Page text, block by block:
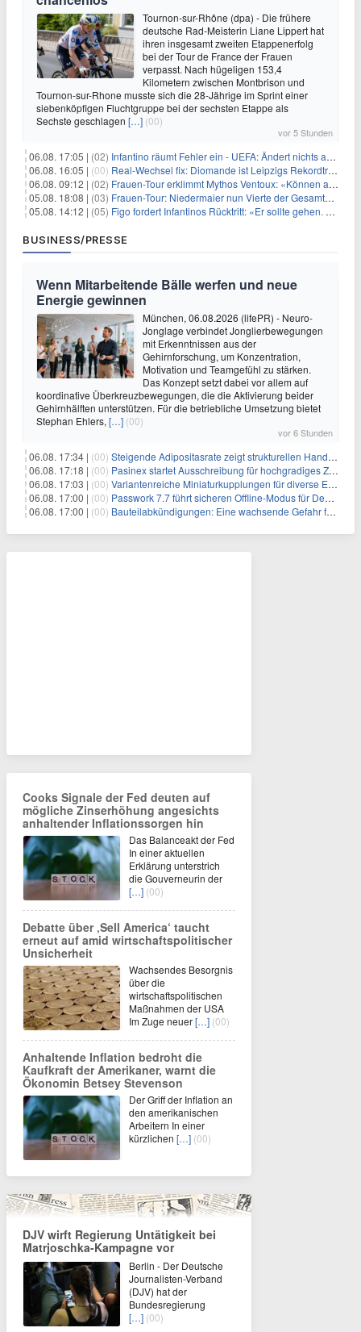
Tournon-sur-Rhône (dpa) - Die frühere
deutsche Rad-Meisterin Liane Lippert hat
ihren insgesamt zweiten Etappenerfolg
bei der Tour de France der Frauen
verpasst. Nach hügeligen 153,4
Kilometern zwischen Montbrison und
Tournon-sur-Rhone musste sich die 28-Jährige im Sprint einer
siebenköpfigen Fluchtgruppe bei der sechsten Etappe als
Sechste geschlagen […] (00)
vor 5 Stunden
06.08. 17:05 | (02) Infantino räumt Fehler ein - UEFA: Ändert nichts an Boykott
06.08. 16:05 | (00) Real-Wechsel fix: Diomande ist Leipzigs Rekordtransfer
06.08. 09:12 | (02) Frauen-Tour erklimmt Mythos Ventoux: «Können alles schaffen»
05.08. 18:08 | (03) Frauen-Tour: Niedermaier nun Vierte der Gesamtwertung
05.08. 14:12 | (05) Figo fordert Infantinos Rücktritt: «Er sollte gehen. Jetzt»
BUSINESS/PRESSE
Wenn Mitarbeitende Bälle werfen und neue
Energie gewinnen
München, 06.08.2026 (lifePR) - Neuro-
Jonglage verbindet Jonglierbewegungen
mit Erkenntnissen aus der
Gehirnforschung, um Konzentration,
Motivation und Teamgefühl zu stärken.
Das Konzept setzt dabei vor allem auf
koordinative Überkreuzbewegungen, die die Aktivierung beider
Gehirnhälften unterstützen. Für die betriebliche Umsetzung bietet
Stephan Ehlers, […] (00)
vor 6 Stunden
06.08. 17:34 | (00) Steigende Adipositasrate zeigt strukturellen Handlungsbedarf bei der Ernährung schulpflichtiger Kinder
06.08. 17:18 | (00) Pasinex startet Ausschreibung für hochgradiges Zinksulfidkonzentrat mit Germanium- und Silbergehalten und stellt ein Betriebsupdate bereit
06.08. 17:03 | (00) Variantenreiche Miniaturkupplungen für diverse Einsatzbereiche
06.08. 17:00 | (00) Passwork 7.7 führt sicheren Offline-Modus für Desktop- und Mobile-Apps ein
06.08. 17:00 | (00) Bauteilabkündigungen: Eine wachsende Gefahr für industrielle Elektroniksysteme
Cooks Signale der Fed deuten auf
mögliche Zinserhöhung angesichts
anhaltender Inflationssorgen hin
Das Balanceakt der Fed
In einer aktuellen
Erklärung unterstrich
die Gouverneurin der
[…] (00)
Debatte über ‚Sell America‘ taucht
erneut auf amid wirtschaftspolitischer
Unsicherheit
Wachsendes Besorgnis
über die
wirtschaftspolitischen
Maßnahmen der USA
Im Zuge neuer[…] (00)
Anhaltende Inflation bedroht die
Kaufkraft der Amerikaner, warnt die
Ökonomin Betsey Stevenson
Der Griff der Inflation an
den amerikanischen
Arbeitern In einer
kürzlichen […] (00)
DJV wirft Regierung Untätigkeit bei
Matrjoschka-Kampagne vor
Berlin - Der Deutsche
Journalisten-Verband
(DJV) hat der
Bundesregierung
[…] (00)